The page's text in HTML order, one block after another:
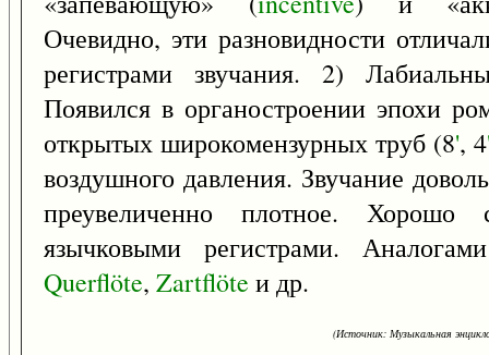
Очевидно, эти разновидности
регистрами звучания. 2)
Появился в органостроении эпохи
открытых широкомензурных труб (8', 4
воздушного давления. Звучание
преувеличенно плотное. Хорошо
язычковыми регистрами.
Querflöte, Zartflöte и др.
(Источник: Музыкальная